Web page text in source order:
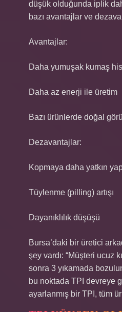
düşük olduğunda iplik
bazı avantajlar ve
Avantajlar:
Daha yumuşak kumaş
Daha az enerji ile üretim
Bazı ürünlerde doğal
Dezavantajlar:
Kopmaya daha yatkın
Tüylenme (pilling) artışı
Dayanıklılık düşüşü
Bursa’daki bir üretici
şey vardı: “Müşteri ucuz
sonra 3 yıkamada
bu noktada TPI devreye
ayarlanmış bir TPI, tüm